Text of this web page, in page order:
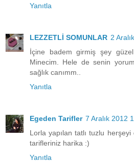
Yanıtla
LEZZETLİ SOMUNLAR 2
İçine badem girmiş şey
Minecim. Hele de senin
sağlık canımm..
Yanıtla
Egeden Tarifler 7 Aralık 2012
Lorla yapılan tatlı tuzlu
tarifleriniz harika :)
Yanıtla